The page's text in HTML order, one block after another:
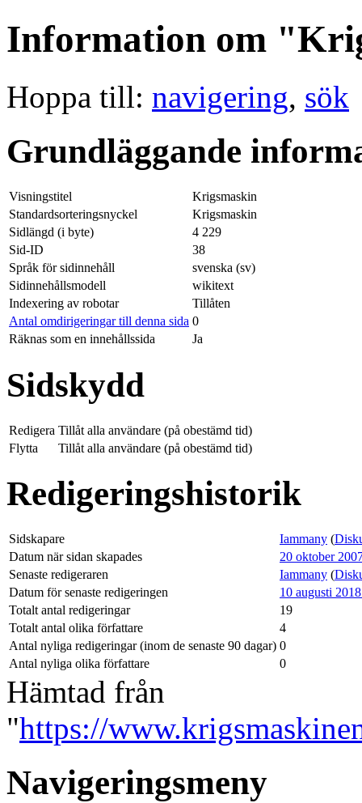
Information om
Hoppa till: navigering, sök
Grundläggande
Visningstitel
Krigsmaskin
Standardsorteringsnyckel
Krigsmaskin
Sidlängd (i byte)
4 229
Sid-ID
38
Språk för sidinnehåll
svenska (sv)
Sidinnehållsmodell
wikitext
Indexering av robotar
Tillåten
Antal omdirigeringar till denna sida 0
Räknas som en innehållssida
Ja
Sidskydd
Redigera Tillåt alla användare (på obestämd tid)
Flytta
Tillåt alla användare (på obestämd tid)
Redigeringshistorik
Sidskapare Iammany (
Datum när sidan skapades
20 oktober
Senaste redigeraren
Iammany (
Datum för senaste redigeringen
10 augusti
Totalt antal redigeringar
19
Totalt antal olika författare
4
Antal nyliga redigeringar (inom de senaste 90 dagar) 0
Antal nyliga olika författare
0
Hämtad från
"https://
Navigeringsmeny